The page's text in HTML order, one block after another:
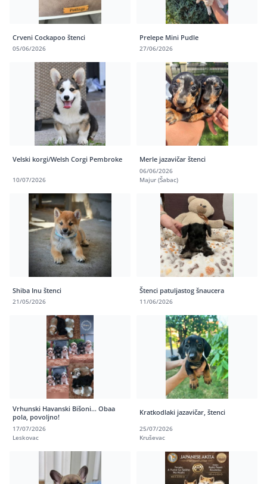
Crveni Cockapoo štenci
05/06/2026
Prelepe Mini Pudle
27/06/2026
Velski korgi/Welsh Corgi Pembroke
10/07/2026
Merle jazavičar štenci
06/06/2026
Majur (Šabac)
Shiba Inu štenci
21/05/2026
Štenci patuljastog šnaucera
11/06/2026
Vrhunski Havanski Bišoni… Obaa
pola, povoljno!
17/07/2026
Leskovac
Kratkodlaki jazavičar, štenci
25/07/2026
Kruševac